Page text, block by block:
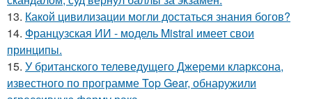
13. Какой цивилизации могли достаться знания богов?
14. Французская ИИ - модель Mistral имеет свои
принципы.
15. У британского телеведущего Джереми кларксона,
известного по программе Top Gear, обнаружили